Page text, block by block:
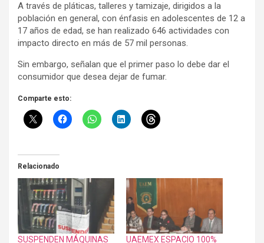
A través de pláticas, talleres y tamizaje, dirigidos a la
población en general, con énfasis en adolescentes de 12 a
17 años de edad, se han realizado 646 actividades con
impacto directo en más de 57 mil personas.
Sin embargo, señalan que el primer paso lo debe dar el
consumidor que desea dejar de fumar.
Comparte esto:
Relacionado
SUSPENDEN MÁQUINAS UAEMEX ESPACIO 100%